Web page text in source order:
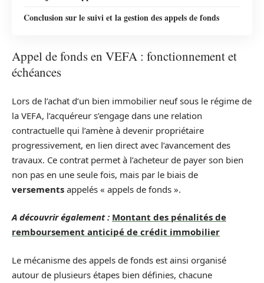
Conclusion sur le suivi et la gestion des appels de fonds
Appel de fonds en VEFA : fonctionnement et
échéances
Lors de l’achat d’un bien immobilier neuf sous le régime de
la VEFA, l’acquéreur s’engage dans une relation
contractuelle qui l’amène à devenir propriétaire
progressivement, en lien direct avec l’avancement des
travaux. Ce contrat permet à l’acheteur de payer son bien
non pas en une seule fois, mais par le biais de
versements appelés « appels de fonds ».
A découvrir également : Montant des pénalités de
remboursement anticipé de crédit immobilier
Le mécanisme des appels de fonds est ainsi organisé
autour de plusieurs étapes bien définies, chacune